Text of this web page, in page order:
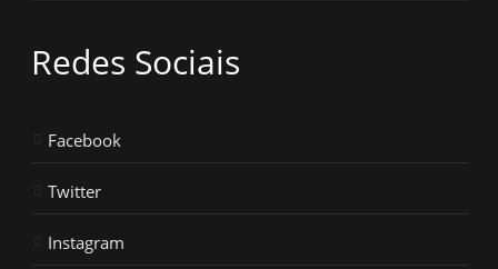
Redes Sociais
Facebook
Twitter
Instagram